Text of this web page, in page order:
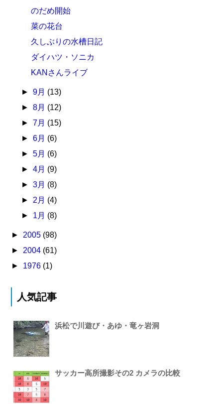
のだめ開始
菜の花台
久しぶりの水槽日記
ダイハツ・ソニカ
KANさんライブ
► 9月 (13)
► 8月 (12)
► 7月 (15)
► 6月 (6)
► 5月 (6)
► 4月 (9)
► 3月 (8)
► 2月 (4)
► 1月 (8)
► 2005 (98)
► 2004 (61)
► 1976 (1)
人気記事
浜松で川遊び・あゆ・竜ヶ岩洞
サッカー高所撮影その2 カメラの比較